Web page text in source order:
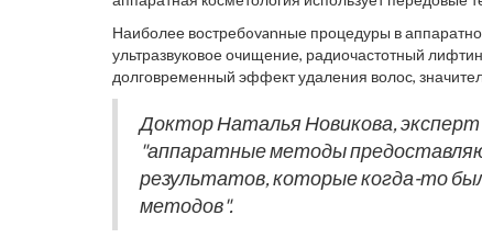
чутким контролем профессионалов, что
Наиболее востребovanные процедуры в
ультразвуковое очищение, радиочастотный
долговременный эффект удаления волос,
Микродермабразия прекрасно справляется с
более гладкой и свежей. Ультразвуковое
воздействуя на кожу.
Доктор Наталья Новикова,
"аппаратные методы
результатов, которые когда-то
методов".